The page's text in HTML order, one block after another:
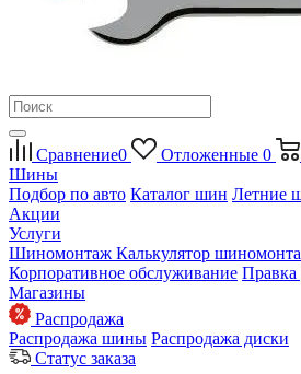
Сравнение0 Отложенные 0
Шины
Подбор по авто Каталог шин Летние
Акции
Услуги
Шиномонтаж Калькулятор
Корпоративное обслуживание Правка
Магазины
Распродажа
Распродажа шины Распродажа диски
Статус заказа